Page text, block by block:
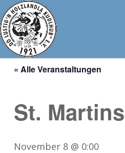
« Alle Veranstaltungen
St.
November 8 @ 0:00